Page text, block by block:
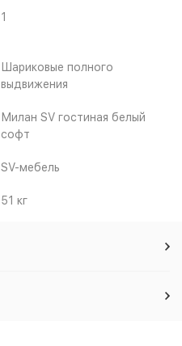
1
Шариковые полного
выдвижения
Милан SV гостиная белый
софт
SV-мебель
51 кг